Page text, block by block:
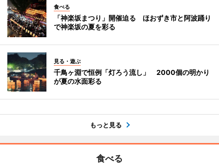
食べる
「神楽坂まつり」開催迫る ほおずき市と阿波踊り
で神楽坂の夏を彩る
見る・遊ぶ
千鳥ヶ淵で恒例「灯ろう流し」 2000個の明かり
が夏の水面彩る
もっと見る
食べる